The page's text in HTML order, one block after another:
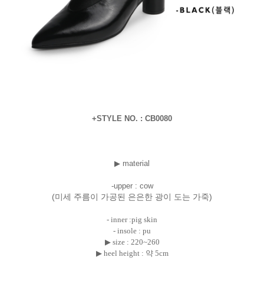
+STYLE NO. : CB0080
▶ material
-upper : cow
(미세 주름이 가공된 은은한 광이 도는 가죽)
- inner :pig skin
- insole : pu
▶ size : 220~260
▶ heel height : 약 5cm